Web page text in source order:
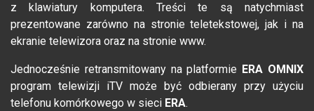
z klawiatury komputera. Treści te są natychmiast
prezentowane zarówno na stronie teletekstowej, jak i na
ekranie telewizora oraz na stronie www.
Jednocześnie retransmitowany na platformie ERA OMNIX
program telewizji iTV może być odbierany przy użyciu
telefonu komórkowego w sieci ERA.